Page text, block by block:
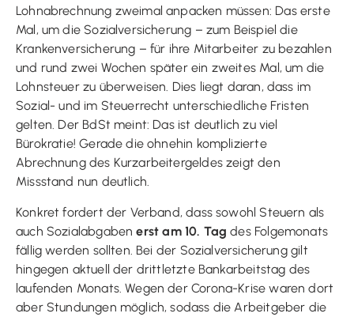
Lohnabrechnung zweimal anpacken müssen: Das erste
Mal, um die Sozialversicherung – zum Beispiel die
Krankenversicherung – für ihre Mitarbeiter zu bezahlen
und rund zwei Wochen später ein zweites Mal, um die
Lohnsteuer zu überweisen. Dies liegt daran, dass im
Sozial- und im Steuerrecht unterschiedliche Fristen
gelten. Der BdSt meint: Das ist deutlich zu viel
Bürokratie! Gerade die ohnehin komplizierte
Abrechnung des Kurzarbeitergeldes zeigt den
Missstand nun deutlich.
Konkret fordert der Verband, dass sowohl Steuern als
auch Sozialabgabenerst am 10. Tag des Folgemonats
fällig werden sollten. Bei der Sozialversicherung gilt
hingegen aktuell der drittletzte Bankarbeitstag des
laufenden Monats. Wegen der Corona-Krise waren dort
aber Stundungen möglich, sodass die Arbeitgeber die